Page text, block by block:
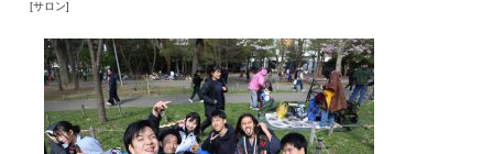
[サロン]